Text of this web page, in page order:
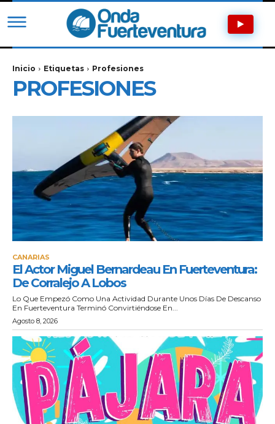
Inicio Etiquetas Profesiones
PROFESIONES
CANARIAS
El Actor Miguel Bernardeau En Fuerteventura:
De Corralejo A Lobos
Lo Que Empezó Como Una Actividad Durante Unos Días De Descanso
En Fuerteventura Terminó Convirtiéndose En...
Agosto 8, 2026